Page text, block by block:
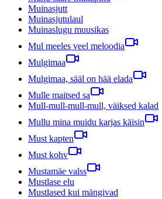
Muinasjutt
Muinasjutulaul
Muinaslugu muusikas
Mul meeles veel meloodia
Mulgimaa
Mulgimaa, sääl on hää elada
Mulle maitsed sa
Mull-mull-mull-mull, väiksed kalad
Mullu mina muidu karjas käisin
Must kapten
Must kohv
Mustamäe valss
Mustlase elu
Mustlased kui mängivad